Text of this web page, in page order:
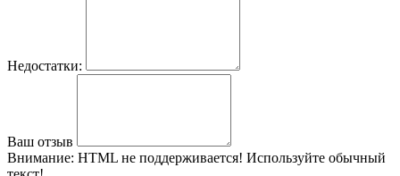
Недостатки:
Ваш отзыв
Внимание: HTML не поддерживается! Используйте обычный